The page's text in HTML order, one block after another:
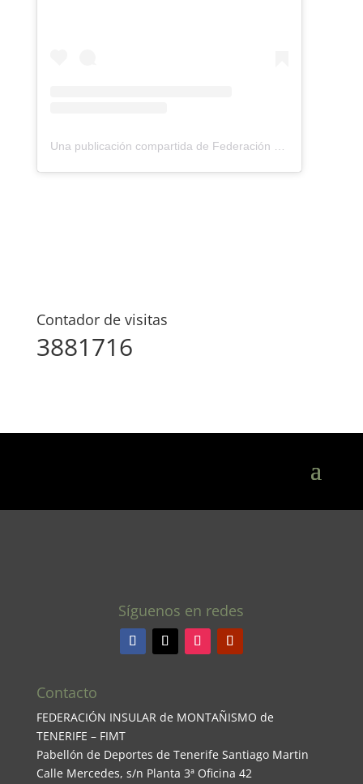
Contador de visitas
3881716
Síguenos en redes
Contacto
FEDERACIÓN INSULAR de MONTAÑISMO de
TENERIFE – FIMT
Pabellón de Deportes de Tenerife Santiago Martin
Calle Mercedes, s/n Planta 3ª Oficina 42